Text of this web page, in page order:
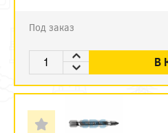
Под заказ
В